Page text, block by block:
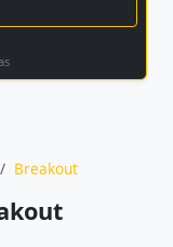
Breakout